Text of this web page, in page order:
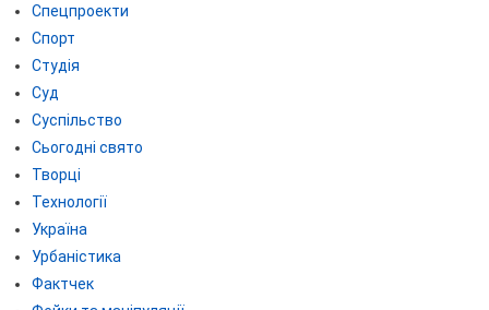
Спецпроекти
Спорт
Студія
Суд
Суспільство
Сьогодні свято
Творці
Технології
Україна
Урбаністика
Фактчек